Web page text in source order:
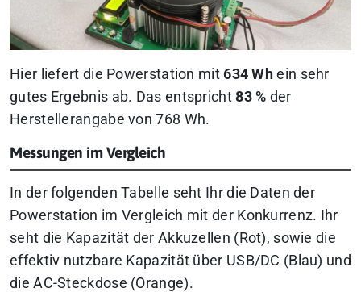
Hier liefert die Powerstation mit634 Wh ein sehr
gutes Ergebnis ab. Das entspricht83 % der
Herstellerangabe von 768 Wh.
Messungen im Vergleich
In der folgenden Tabelle seht Ihr die Daten der
Powerstation im Vergleich mit der Konkurrenz. Ihr
seht die Kapazität der Akkuzellen (Rot), sowie die
effektiv nutzbare Kapazität über USB/DC (Blau) und
die AC-Steckdose (Orange).